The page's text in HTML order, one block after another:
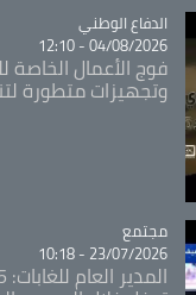
Catégorie
الدفاع الوطني
04/08/2026 - 12:10
فوج الأعمال الخاصة
وتجهيزات متطورة
Catégorie
مجتمع
23/07/2026 - 10:18